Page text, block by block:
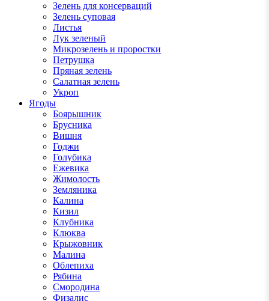
Зелень для консерваций
Зелень суповая
Листья
Лук зеленый
Микрозелень и проростки
Петрушка
Пряная зелень
Салатная зелень
Укроп
Ягоды
Боярышник
Брусника
Вишня
Годжи
Голубика
Ежевика
Жимолость
Земляника
Калина
Кизил
Клубника
Клюква
Крыжовник
Малина
Облепиха
Рябина
Смородина
Физалис